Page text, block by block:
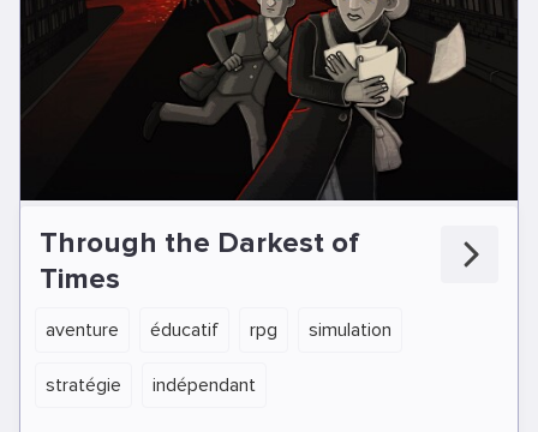
Through the Darkest of
Times
aventure éducatif rpg simulation
stratégie indépendant